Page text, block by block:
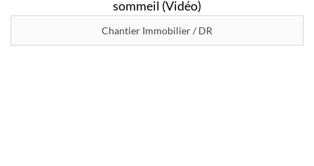
Chantier Immobilier / DR